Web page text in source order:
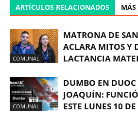
ARTÍCULOS RELACIONADOS MÁS
COMUNAL
MATRONA DE
ACLARA MITOS Y
LACTANCIA
COMUNAL
DUMBO EN DUOC
JOAQUÍN:
ESTE LUNES 10